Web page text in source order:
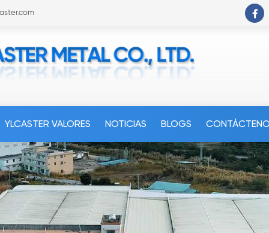
YLCASTER VALORES NOTICIAS BLOGS